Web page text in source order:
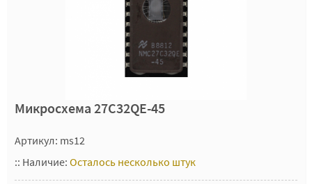
Микросхема 27C32QE-45
Артикул: ms12
:: Наличие: Осталось несколько штук